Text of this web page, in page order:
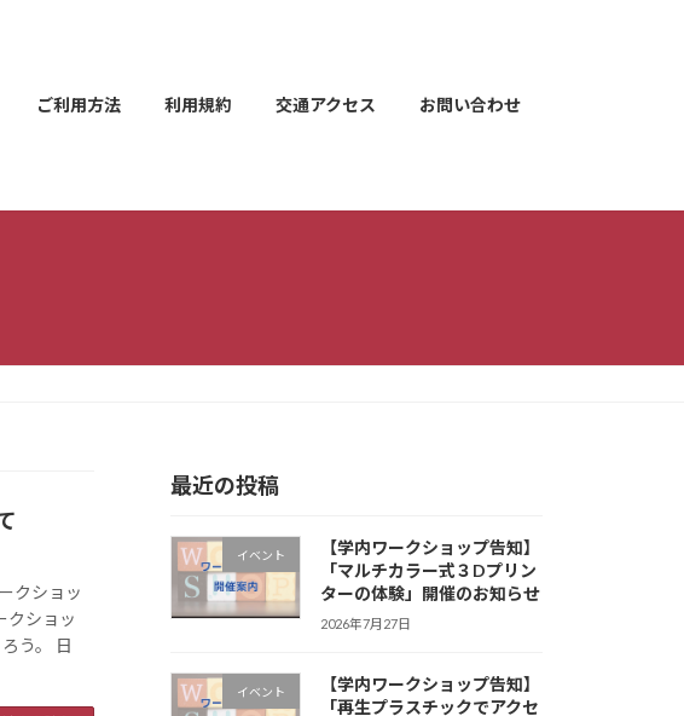
ご利用方法 利用規約 交通アクセス お問い合わせ
クショッ
クショッ
う。 日
最近の投稿
イベント
【学内ワークショップ告知】
「マルチカラー式３Dプリン
ターの体験」開催のお知らせ
2026年7月27日
イベント
【学内ワークショップ告知】
「再生プラスチックでアクセ